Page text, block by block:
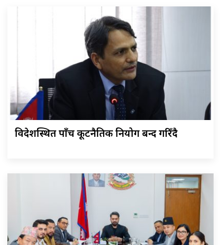
विदेशस्थित पाँच कूटनैतिक नियोग बन्द गरिँदै